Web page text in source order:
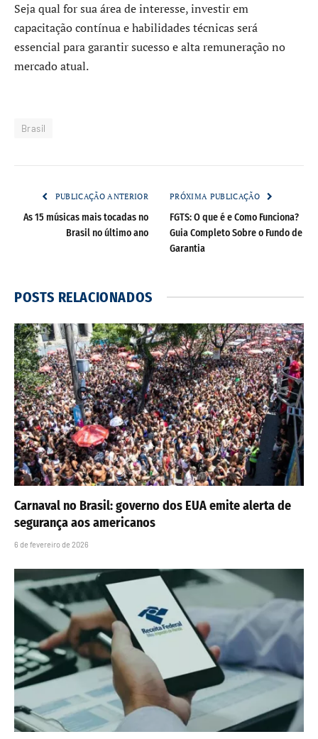
Seja qual for sua área de interesse, investir em
capacitação contínua e habilidades técnicas será
essencial para garantir sucesso e alta remuneração no
mercado atual.
Brasil
PUBLICAÇÃO ANTERIOR
As 15 músicas mais tocadas no
Brasil no último ano
PRÓXIMA PUBLICAÇÃO
FGTS: O que é e Como Funciona?
Guia Completo Sobre o Fundo de
Garantia
POSTS RELACIONADOS
Carnaval no Brasil: governo dos EUA emite alerta de
segurança aos americanos
6 de fevereiro de 2026